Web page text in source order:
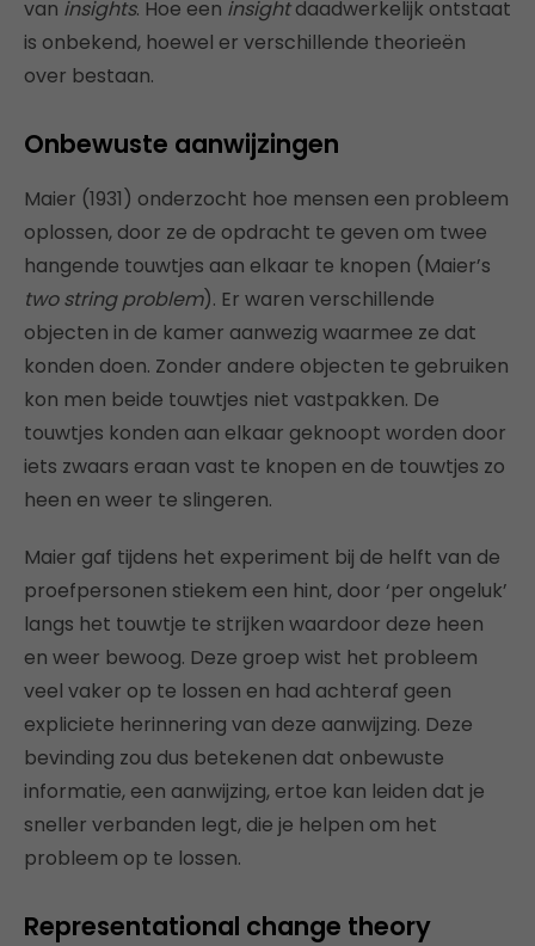
van insights. Hoe een insightdaadwerkelijk ontstaat
is onbekend, hoewel er verschillende theorieën
over bestaan.
Onbewuste aanwijzingen
Maier (1931) onderzocht hoe mensen een probleem
oplossen, door ze de opdracht te geven om twee
hangende touwtjes aan elkaar te knopen (Maier’s
two string problem). Er waren verschillende
objecten in de kamer aanwezig waarmee ze dat
konden doen. Zonder andere objecten te gebruiken
kon men beide touwtjes niet vastpakken. De
touwtjes konden aan elkaar geknoopt worden door
iets zwaars eraan vast te knopen en de touwtjes zo
heen en weer te slingeren.
Maier gaf tijdens het experiment bij de helft van de
proefpersonen stiekem een hint, door ‘per ongeluk’
langs het touwtje te strijken waardoor deze heen
en weer bewoog. Deze groep wist het probleem
veel vaker op te lossen en had achteraf geen
expliciete herinnering van deze aanwijzing. Deze
bevinding zou dus betekenen dat onbewuste
informatie, een aanwijzing, ertoe kan leiden dat je
sneller verbanden legt, die je helpen om het
probleem op te lossen.
Representational change theory